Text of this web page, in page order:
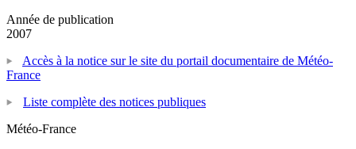
Année de publication
2007
Accès à la notice sur le site du portail documentaire de Météo-
France
Liste complète des notices publiques
Météo-France